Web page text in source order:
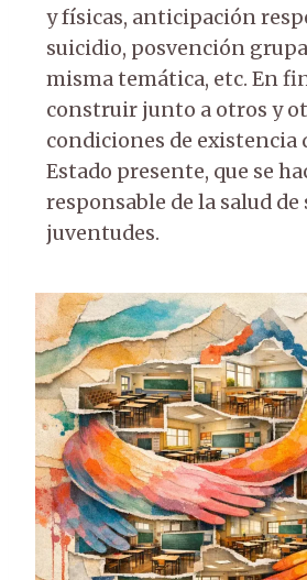
y físicas, anticipación
suicidio, posvención
misma temática, etc. En
construir junto a otros y
condiciones de existencia
Estado presente, que se
responsable de la salud de
juventudes.